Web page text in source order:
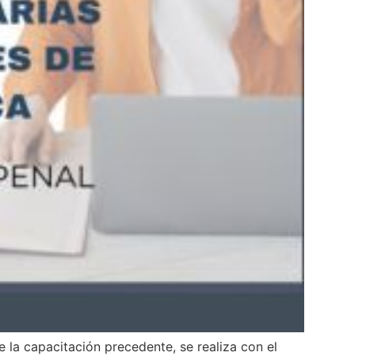
la capacitación precedente, se realiza con el